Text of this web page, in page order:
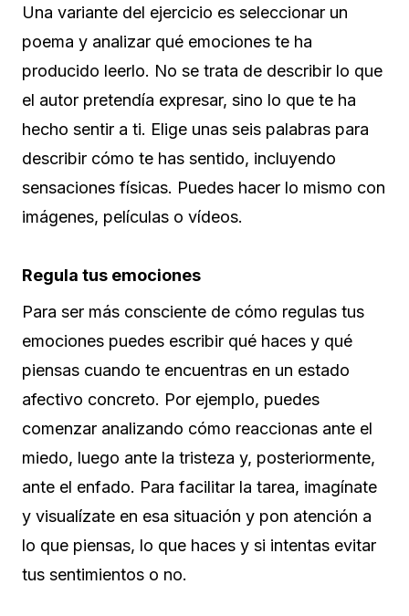
Una variante del ejercicio es seleccionar un
poema y analizar qué emociones te ha
producido leerlo. No se trata de describir lo que
el autor pretendía expresar, sino lo que te ha
hecho sentir a ti. Elige unas seis palabras para
describir cómo te has sentido, incluyendo
sensaciones físicas. Puedes hacer lo mismo con
imágenes, películas o vídeos.
Regula tus emociones
Para ser más consciente de cómo regulas tus
emociones puedes escribir qué haces y qué
piensas cuando te encuentras en un estado
afectivo concreto. Por ejemplo, puedes
comenzar analizando cómo reaccionas ante el
miedo, luego ante la tristeza y, posteriormente,
ante el enfado. Para facilitar la tarea, imagínate
y visualízate en esa situación y pon atención a
lo que piensas, lo que haces y si intentas evitar
tus sentimientos o no.